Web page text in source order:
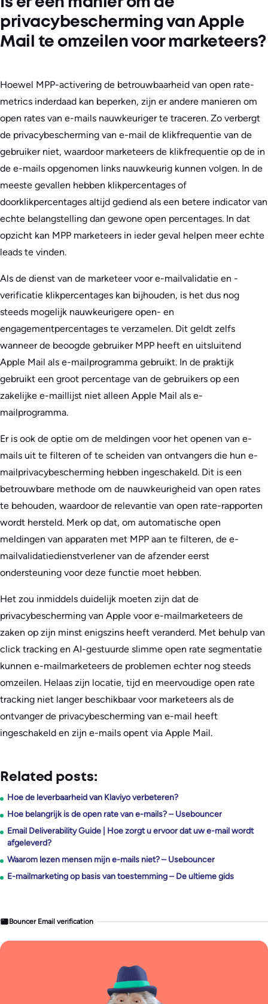
Is er een manier om de
privacybescherming van Apple
Mail te omzeilen voor marketeers?
Hoewel MPP-activering de betrouwbaarheid van open rate-
metrics inderdaad kan beperken, zijn er andere manieren om
open rates van e-mails nauwkeuriger te traceren. Zo verbergt
de privacybescherming van e-mail de klikfrequentie van de
gebruiker niet, waardoor marketeers de klikfrequentie op de in
de e-mails opgenomen links nauwkeurig kunnen volgen. In de
meeste gevallen hebben klikpercentages of
doorklikpercentages altijd gediend als een betere indicator van
echte belangstelling dan gewone open percentages. In dat
opzicht kan MPP marketeers in ieder geval helpen meer echte
leads te vinden.
Als de dienst van de marketeer voor e-mailvalidatie en -
verificatie klikpercentages kan bijhouden, is het dus nog
steeds mogelijk nauwkeurigere open- en
engagementpercentages te verzamelen. Dit geldt zelfs
wanneer de beoogde gebruiker MPP heeft en uitsluitend
Apple Mail als e-mailprogramma gebruikt. In de praktijk
gebruikt een groot percentage van de gebruikers op een
zakelijke e-maillijst niet alleen Apple Mail als e-
mailprogramma.
Er is ook de optie om de meldingen voor het openen van e-
mails uit te filteren of te scheiden van ontvangers die hun e-
mailprivacybescherming hebben ingeschakeld. Dit is een
betrouwbare methode om de nauwkeurigheid van open rates
te behouden, waardoor de relevantie van open rate-rapporten
wordt hersteld. Merk op dat, om automatische open
meldingen van apparaten met MPP aan te filteren, de e-
mailvalidatiedienstverlener van de afzender eerst
ondersteuning voor deze functie moet hebben.
Het zou inmiddels duidelijk moeten zijn dat de
privacybescherming van Apple voor e-mailmarketeers de
zaken op zijn minst enigszins heeft veranderd. Met behulp van
click tracking en AI-gestuurde slimme open rate segmentatie
kunnen e-mailmarketeers de problemen echter nog steeds
omzeilen. Helaas zijn locatie, tijd en meervoudige open rate
tracking niet langer beschikbaar voor marketeers als de
ontvanger de privacybescherming van e-mail heeft
ingeschakeld en zijn e-mails opent via Apple Mail.
Related posts:
Hoe de leverbaarheid van Klaviyo verbeteren?
Hoe belangrijk is de open rate van e-mails? – Usebouncer
Email Deliverability Guide | Hoe zorgt u ervoor dat uw e-mail wordt
afgeleverd?
Waarom lezen mensen mijn e-mails niet? – Usebouncer
E-mailmarketing op basis van toestemming – De ultieme gids
Bouncer Email verification